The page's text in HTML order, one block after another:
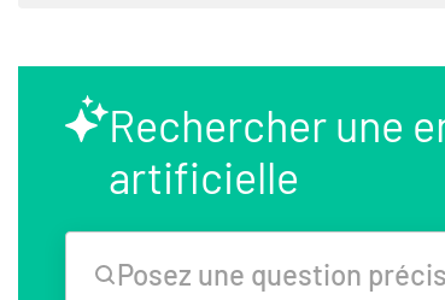
Rechercher une
artificielle